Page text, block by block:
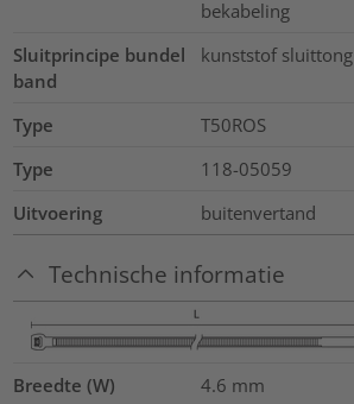
bekabeling
Sluitprincipe bundel
band
kunststof sluittong
Type
T50ROS
Type
118-05059
Uitvoering
buitenvertand
Technische informatie
Breedte (W) 4.6 mm